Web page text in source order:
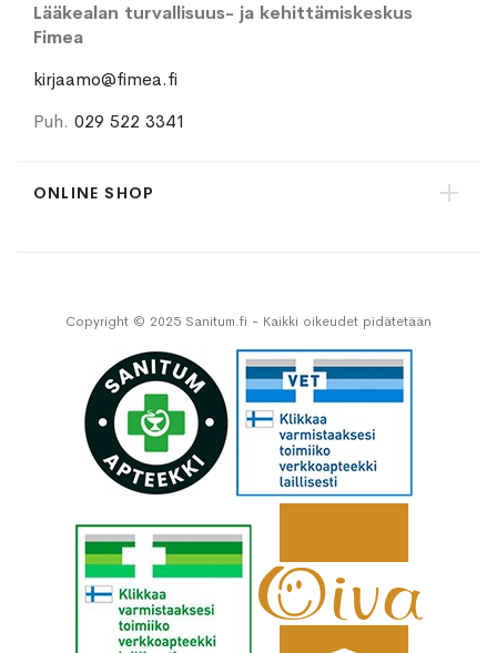
Lääkealan turvallisuus- ja kehittämiskeskus
Fimea
kirjaamo@fimea.fi
Puh. 029 522 3341
ONLINE SHOP
Copyright © 2025 Sanitum.fi - Kaikki oikeudet pidätetään